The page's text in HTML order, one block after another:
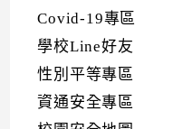
Covid-19專區
學校Line好友
性別平等專區
資通安全專區